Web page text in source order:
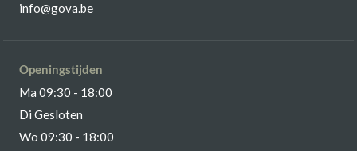
info@gova.be
Openingstijden
Ma 09:30 - 18:00
Di Gesloten
Wo 09:30 - 18:00